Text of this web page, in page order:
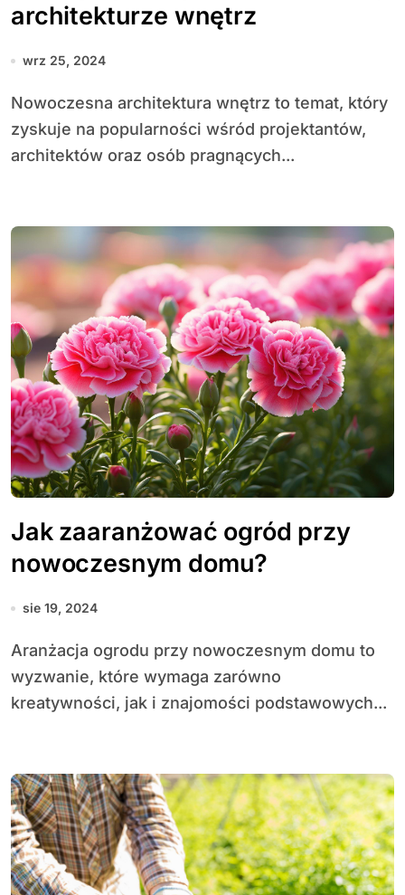
architekturze wnętrz
wrz 25, 2024
Nowoczesna architektura wnętrz to temat, który
zyskuje na popularności wśród projektantów,
architektów oraz osób pragnących...
Jak zaaranżować ogród przy
nowoczesnym domu?
sie 19, 2024
Aranżacja ogrodu przy nowoczesnym domu to
wyzwanie, które wymaga zarówno
kreatywności, jak i znajomości podstawowych...